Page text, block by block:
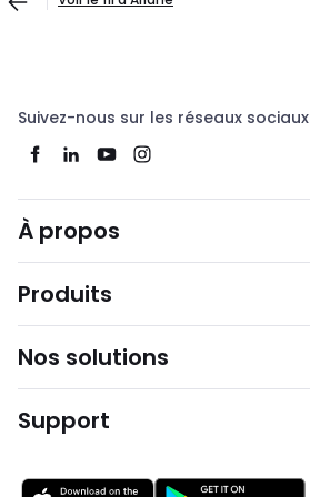
Suivez-nous sur les réseaux sociaux
À propos
Produits
Nos solutions
Support